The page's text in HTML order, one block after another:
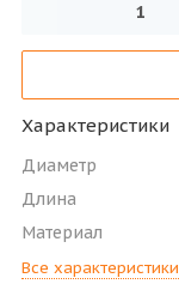
Характеристики
Диаметр
Длина
Материал
Все характеристики